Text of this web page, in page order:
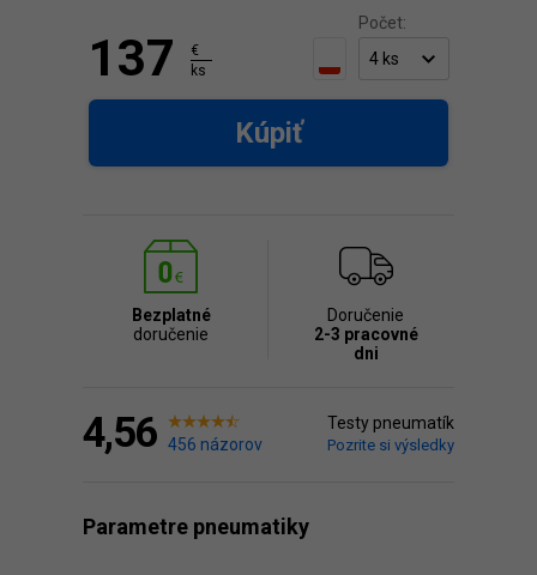
Počet:
137
€
ks
Kúpiť
Bezplatné
doručenie
Doručenie
2-3 pracovné
dni
4,56 456 názorov
Testy pneumatík
Pozrite si výsledky
Parametre pneumatiky